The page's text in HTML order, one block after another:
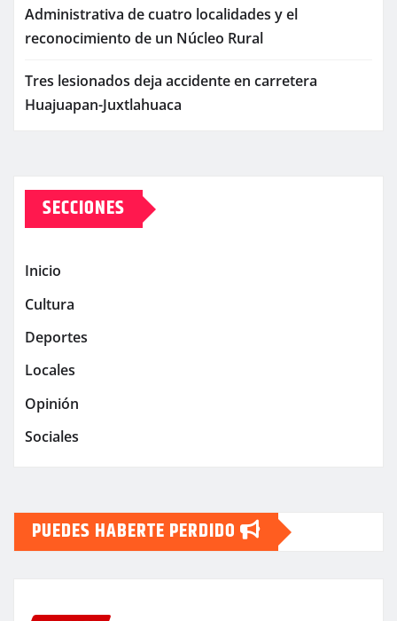
Administrativa de cuatro localidades y el
reconocimiento de un Núcleo Rural
Tres lesionados deja accidente en carretera
Huajuapan-Juxtlahuaca
SECCIONES
Inicio
Cultura
Deportes
Locales
Opinión
Sociales
PUEDES HABERTE PERDIDO